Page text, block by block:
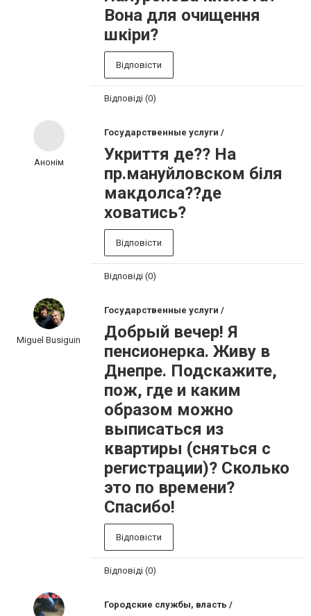
Вона для очищення
шкіри?
Відповісти
Відповіді (0)
Анонім
Государственные услуги /
Укриття де?? На
пр.мануйловском біля
макдолса??де
ховатись?
Відповісти
Відповіді (0)
Miguel Busiguin
Государственные услуги /
Добрый вечер! Я
пенсионерка. Живу в
Днепре. Подскажите,
пож, где и каким
образом можно
выписаться из
квартиры (сняться с
регистрации)? Сколько
это по времени?
Спасибо!
Відповісти
Відповіді (0)
Городские службы, власть /